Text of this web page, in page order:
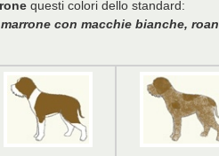
questi colori dello standard:
con macchie bianche,